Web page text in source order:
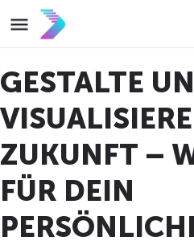
GESTALTE
ZUKUNFT –
FÜR DEIN